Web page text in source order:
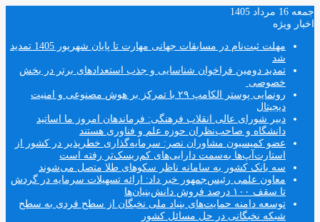
جمعه 16 مرداد 1405
اخبار ویژه
مهلت ثبت‌نام در مسابقات جهانی مهارت تا پایان شهریور 1405 تمدید
شد
تمدید دومین فراخوان شناسایی و جذب استعدادهای برتر در بخش
خصوصی
رونمایی پوستر الکامپ ۲۹ با تمرکز بر هوش مصنوعی و امنیت
دیجیتال
دبیر شورای عالی انقلاب فرهنگی: فرماندهان امروز ما اساتید
دانشگاه و صاحب‌نظران حوزه علم و فناوری هستند
عضو کمیسیون مشاوران نصر: سرمایه‌گذاری خطرپذیر در کشور از
استارت‌آپ‌ها به‌سمت دارایی‌های کم‌ریسک‌تر رفته است
سه بانک کشور به سامانه ناظر سکوهای طلا متصل می‌شوند
معاون علمی رئیس‌جمهور خبر داد: ارائه تسهیلات سرمایه در گردش
تا سقف ۱۰۰ درصد فروش دانش‌بنیان‌ها
توسعه دامنه حمایت‌های بنیاد ملی نخبگان از سطح فردی به سطح
شبکه نخبگانی در حل مسائل کشور